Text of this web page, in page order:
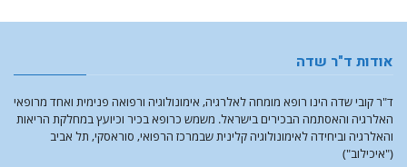
אודות ד"ר שדה
ד"ר קובי שדה הינו רופא מומחה לאלרגיה, אימונולוגיה ורפואה פנימית ואחד מרופאי
האלרגיה והאסתמה הבכירים בישראל. משמש כרופא בכיר וכיועץ במחלקת הריאות
והאלרגיה וביחידה לאימונולוגיה קלינית שבמרכז הרפואי, סוראסקי, תל אביב
("איכילוב")